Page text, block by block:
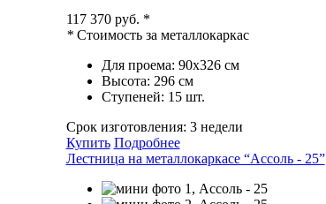
117 370 руб. *
*Стоимость за металлокаркас
Для проема: 90х326 см
Высота: 296 см
Ступеней: 15 шт.
Срок изготовления: 3 недели
Купить Подробнее
Лестница на металлокаркасе “Ассоль - 25”